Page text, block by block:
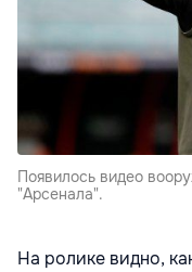
Появилось видео
"Арсенала".
На ролике видно,